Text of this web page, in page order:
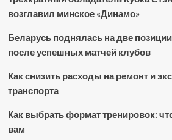
возглавил минское «Динамо»
Беларусь поднялась на две
после успешных матчей клубов
Как снизить расходы на ремонт и
транспорта
Как выбрать формат тренировок:
вам